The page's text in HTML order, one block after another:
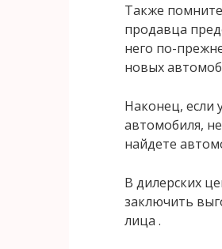
Также
продавца
него по-
новых
Наконец, если
автомобиля,
найдете
В дилерских
заключить
лица .